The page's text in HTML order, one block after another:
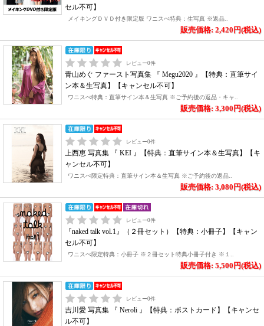
セル不可】
メイキングＤＶＤ付き限定版 ワニスぺ特典：生写真 ※返品..
販売価格: 2,420円(税込)
レビュー0件
青山めぐ ファースト写真集 『 Megu2020 』【特典：直筆サイ
ン本＆生写真】【キャンセル不可】
ワニスぺ特典：直筆サイン本＆生写真 ※ご予約後の返品・キャ..
販売価格: 3,300円(税込)
レビュー0件
上西恵 写真集 『 KEI 』【特典：直筆サイン本＆生写真】【キ
ャンセル不可】
ワニスぺ限定特典：直筆サイン本＆生写真 ※ご予約後の返品..
販売価格: 3,080円(税込)
レビュー0件
『naked talk vol.1』（２冊セット）【特典：小冊子】【キャン
セル不可】
ワニスぺ限定特典：小冊子 ※２冊セット特典小冊子付き ※１..
販売価格: 5,500円(税込)
レビュー0件
吉川愛 写真集 『 Neroli 』【特典：ポストカード】【キャンセ
ル不可】